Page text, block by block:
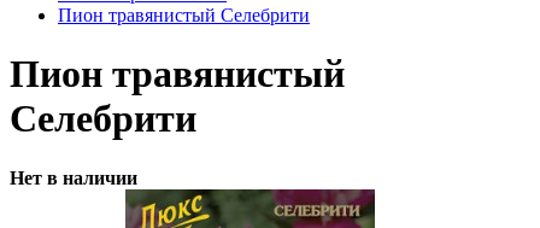
Пион травянистый Селебрити
Пион травянистый
Селебрити
Нет в наличии